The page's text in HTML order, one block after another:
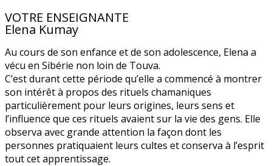
VOTRE ENSEIGNANTE
Elena Kumay
Au cours de son enfance et de son adolescence, Elena a
vécu en Sibérie non loin de Touva.
C’est durant cette période qu’elle a commencé à montrer
son intérêt à propos des rituels chamaniques
particulièrement pour leurs origines, leurs sens et
l’influence que ces rituels avaient sur la vie des gens. Elle
observa avec grande attention la façon dont les
personnes pratiquaient leurs cultes et conserva à l’esprit
tout cet apprentissage.